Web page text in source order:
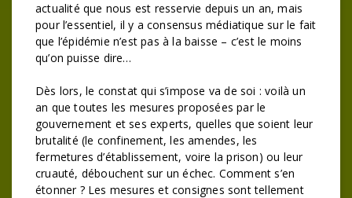
actualité que nous est resservie depuis un an, mais
pour l’essentiel, il y a consensus médiatique sur le fait
que l’épidémie n’est pas à la baisse – c’est le moins
qu’on puisse dire…
Dès lors, le constat qui s’impose va de soi : voilà un
an que toutes les mesures proposées par le
gouvernement et ses experts, quelles que soient leur
brutalité (le confinement, les amendes, les
fermetures d’établissement, voire la prison) ou leur
cruauté, débouchent sur un échec. Comment s’en
étonner ? Les mesures et consignes sont tellement